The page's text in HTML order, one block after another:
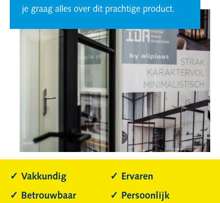
je graag alles over dit prachtige product.
Vakkundig
Ervaren
Betrouwbaar
Persoonlijk